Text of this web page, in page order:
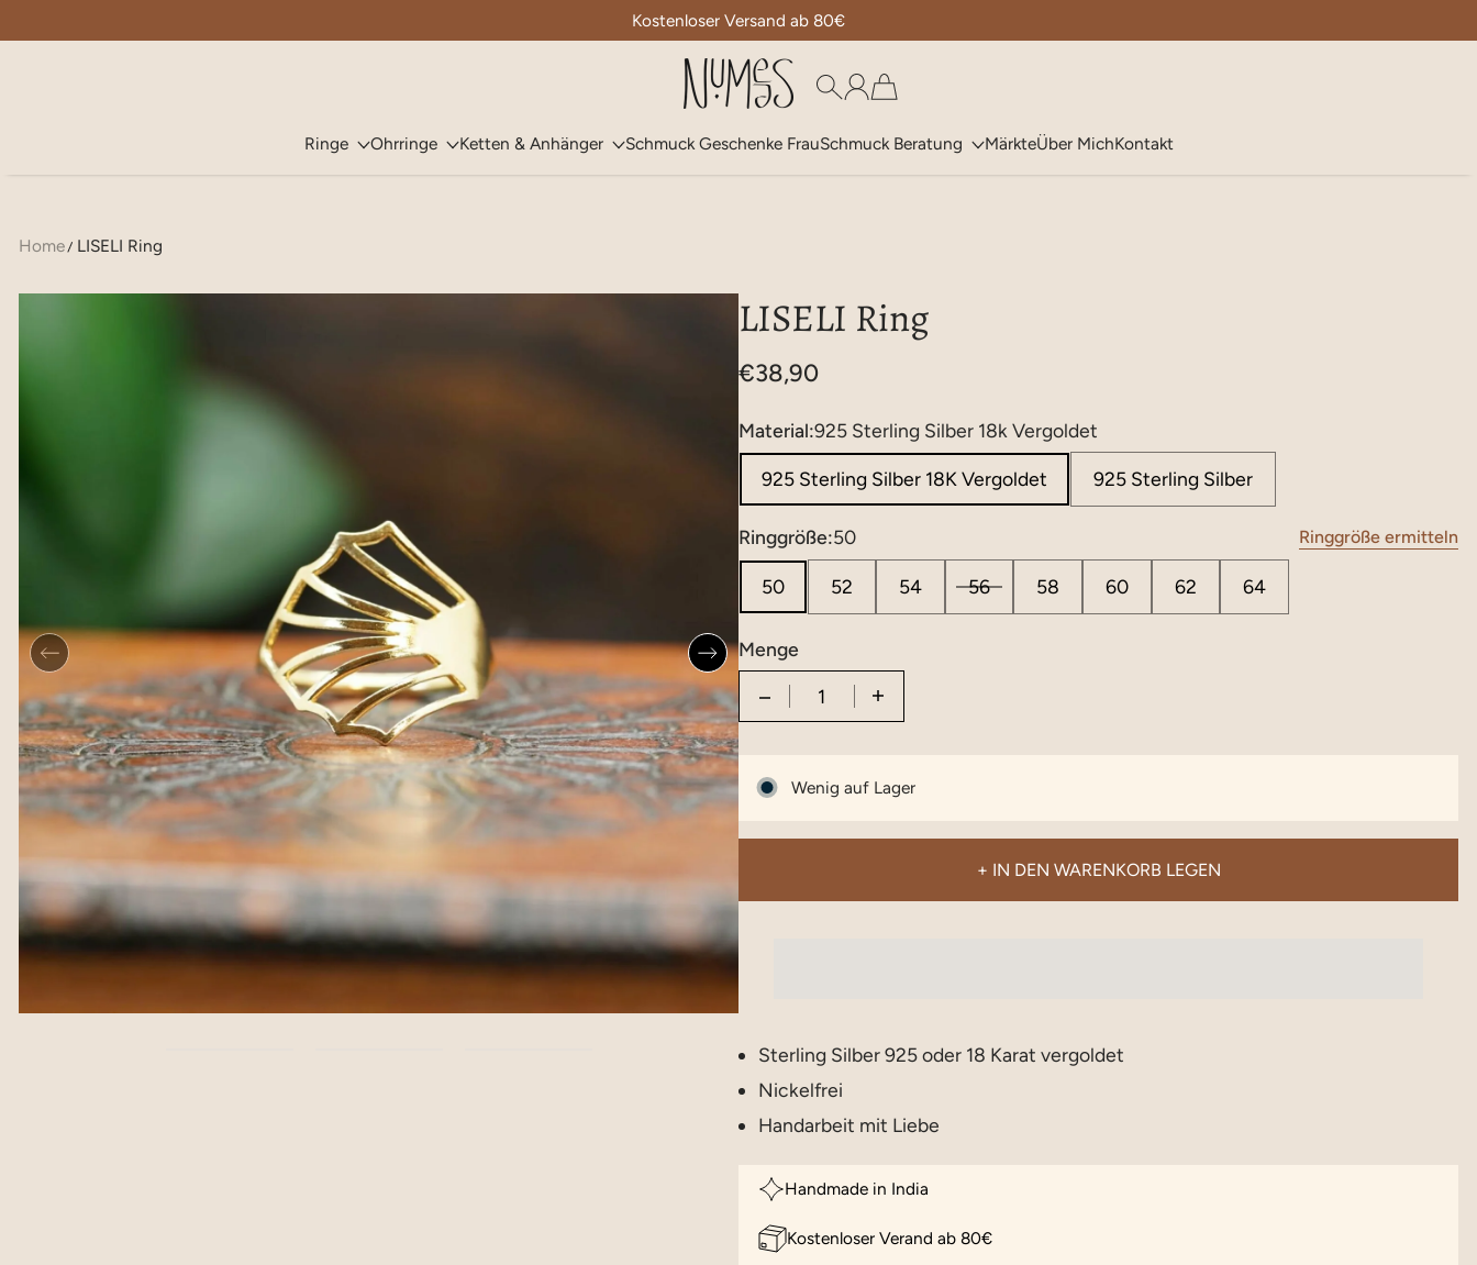
Kostenloser Versand ab 80€
Numees
Ringe Ohrringe Ketten & Anhänger Schmuck Geschenke FrauSchmuck Beratung MärkteÜber MichKontakt
Home LISELI Ring
LISELI Ring
€38,90
Material:925 Sterling Silber 18k Vergoldet
925 Sterling Silber 18K Vergoldet 925 Sterling Silber
Ringgröße:50 Ringgröße ermitteln
50 52 54 56 58 60 62 64
Menge
Quantity
Wenig auf Lager
+ IN DEN WARENKORB LEGEN
Sterling Silber 925 oder 18 Karat vergoldet
Nickelfrei
Handarbeit mit Liebe
Handmade in India
Kostenloser Verand ab 80€